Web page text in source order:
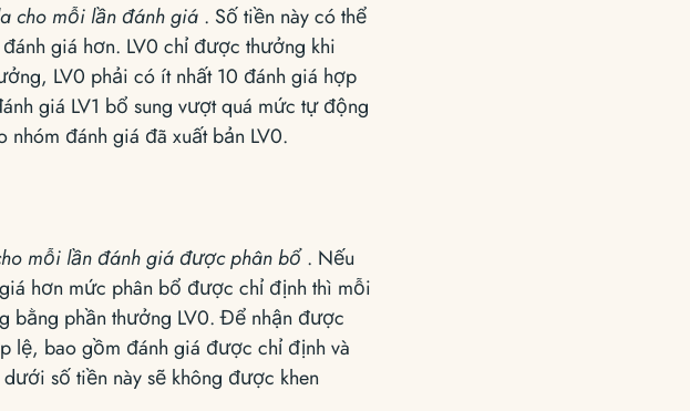
cho mỗi lần đánh giá . Số tiền này có thể
giá hơn. LV0 chỉ được thưởng khi
LV0 phải có ít nhất 10 đánh giá hợp
giá LV1 bổ sung vượt quá mức tự động
đánh giá đã xuất bản LV0.
mỗi lần đánh giá được phân bổ. Nếu
hơn mức phân bổ được chỉ định thì mỗi
bằng phần thưởng LV0. Để nhận được
lệ, bao gồm đánh giá được chỉ định và
số tiền này sẽ không được khen